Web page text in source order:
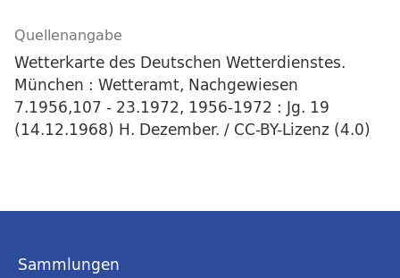
Quellenangabe
Wetterkarte des Deutschen Wetterdienstes.
München : Wetteramt, Nachgewiesen
7.1956,107 - 23.1972, 1956-1972 : Jg. 19
(14.12.1968) H. Dezember. / CC-BY-Lizenz (4.0)
Sammlungen